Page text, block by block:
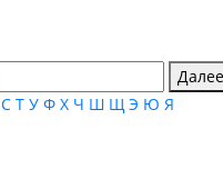
Далее
С Т У Ф Х Ч Ш Щ Э Ю Я